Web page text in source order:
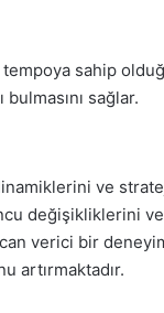
sahip
bulmasını sağlar.
ve
değişikliklerini
verici bir
artırmaktadır.